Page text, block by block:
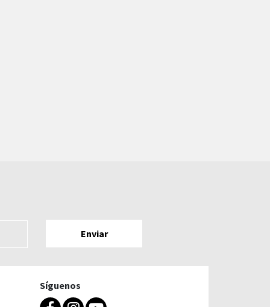
Síguenos